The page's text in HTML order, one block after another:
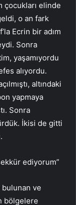
çocukları elinde
o an fark
Ecrin bir adım
Sonra
yaşamıyordu
alıyordu.
altındaki
yapmaya
Sonra
İkisi de gitti
ediyorum”
bulunan ve
bölgelere